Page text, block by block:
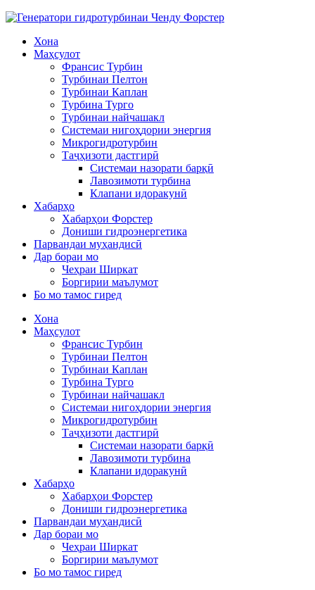
Хона
Маҳсулот
Франсис Турбин
Турбинаи Пелтон
Турбинаи Каплан
Турбина Турго
Турбинаи найчашакл
Системаи нигоҳдории энергия
Микрогидротурбин
Таҷҳизоти дастгирӣ
Системаи назорати барқӣ
Лавозимоти турбина
Клапани идоракунӣ
Хабарҳо
Хабарҳои Форстер
Дониши гидроэнергетика
Парвандаи муҳандисӣ
Дар бораи мо
Чеҳраи Ширкат
Боргирии маълумот
Бо мо тамос гиред
Хона
Маҳсулот
Франсис Турбин
Турбинаи Пелтон
Турбинаи Каплан
Турбина Турго
Турбинаи найчашакл
Системаи нигоҳдории энергия
Микрогидротурбин
Таҷҳизоти дастгирӣ
Системаи назорати барқӣ
Лавозимоти турбина
Клапани идоракунӣ
Хабарҳо
Хабарҳои Форстер
Дониши гидроэнергетика
Парвандаи муҳандисӣ
Дар бораи мо
Чеҳраи Ширкат
Боргирии маълумот
Бо мо тамос гиред